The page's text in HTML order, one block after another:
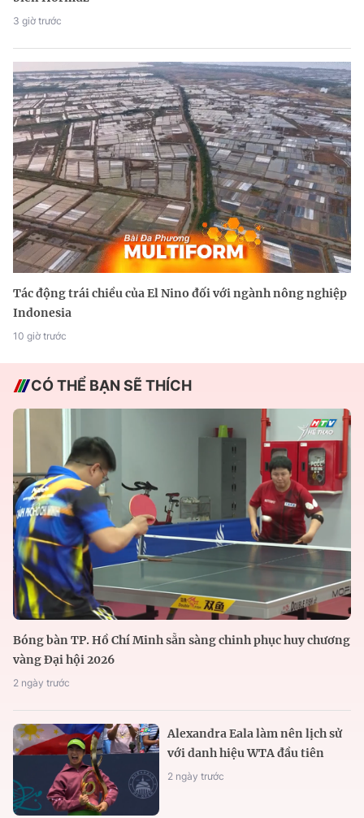
3 giờ trước
Tác động trái chiều của El Nino đối với ngành nông nghiệp
Indonesia
10 giờ trước
CÓ THỂ BẠN SẼ THÍCH
Bóng bàn TP. Hồ Chí Minh sẵn sàng chinh phục huy chương
vàng Đại hội 2026
2 ngày trước
Alexandra Eala làm nên lịch sử
với danh hiệu WTA đầu tiên
2 ngày trước